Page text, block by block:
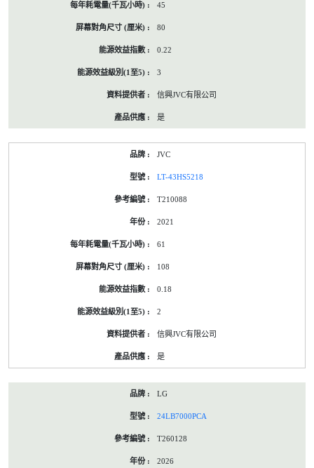
45
80
0.22
3
信興JVC有限公司
是
JVC
LT-43HS5218
T210088
2021
61
108
0.18
2
信興JVC有限公司
是
LG
24LB7000PCA
T260128
2026